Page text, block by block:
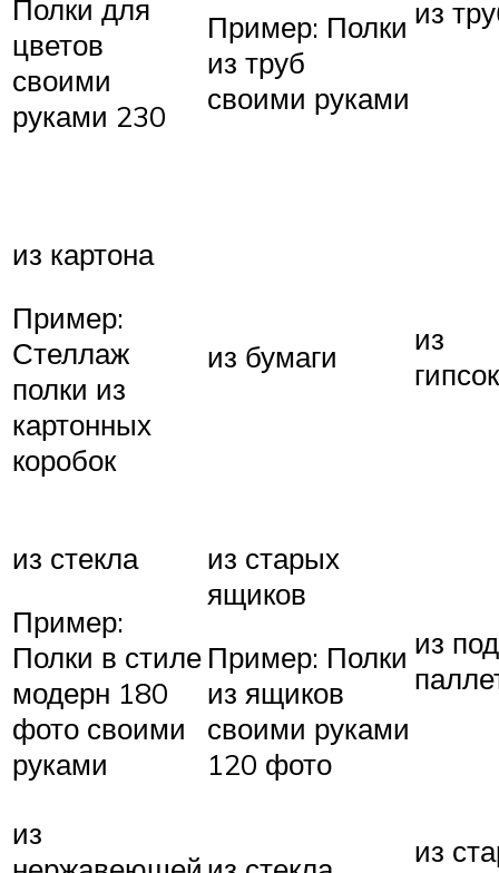
Полки для
цветов
своими
руками 230
Пример: Полки
из труб
своими руками
из
из картона
Пример:
Стеллаж
полки из
картонных
коробок
из бумаги
из
из стекла
Пример:
Полки в стиле
модерн 180
фото своими
руками
из старых
ящиков
Пример: Полки
из ящиков
своими руками
120 фото
из
из
из